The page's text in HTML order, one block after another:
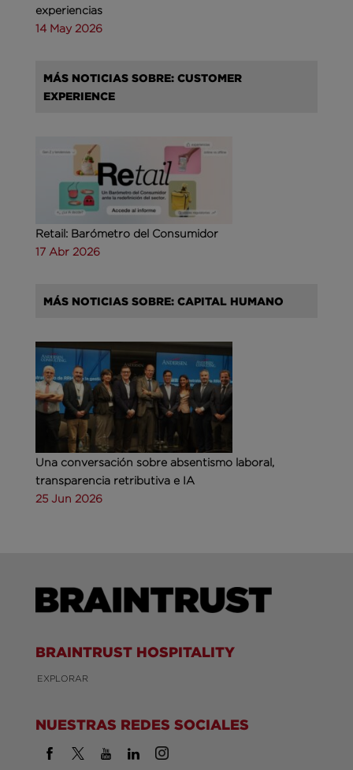
experiencias
14 May 2026
MÁS NOTICIAS SOBRE: CUSTOMER
EXPERIENCE
Retail: Barómetro del Consumidor
17 Abr 2026
MÁS NOTICIAS SOBRE: CAPITAL HUMANO
Una conversación sobre absentismo laboral,
transparencia retributiva e IA
25 Jun 2026
BRAINTRUST HOSPITALITY
EXPLORAR
NUESTRAS REDES SOCIALES